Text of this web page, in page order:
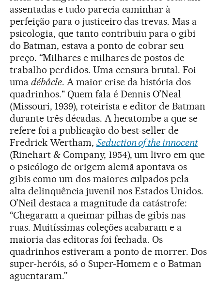
assentadas e tudo parecia caminhar à
perfeição para o justiceiro das trevas. Mas a
psicologia, que tanto contribuiu para o gibi
do Batman, estava a ponto de cobrar seu
preço. “Milhares e milhares de postos de
trabalho perdidos. Uma censura brutal. Foi
uma débâcle. A maior crise da história dos
quadrinhos." Quem fala é Dennis O’Neal
(Missouri, 1939), roteirista e editor de Batman
durante três décadas. A hecatombe a que se
refere foi a publicação do best-seller de
Fredrick Wertham, Seduction of the innocent
(Rinehart & Company, 1954), um livro em que
o psicólogo de origem alemã apontava os
gibis como um dos maiores culpados pela
alta delinquência juvenil nos Estados Unidos.
O’Neil destaca a magnitude da catástrofe:
“Chegaram a queimar pilhas de gibis nas
ruas. Muitíssimas coleções acabaram e a
maioria das editoras foi fechada. Os
quadrinhos estiveram a ponto de morrer. Dos
super-heróis, só o Super-Homem e o Batman
aguentaram.”